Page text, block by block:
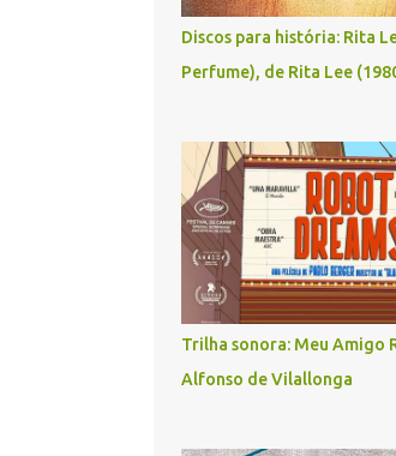
Discos para história: Rita
Perfume), de Rita Lee
Trilha sonora: Meu Amigo
Alfonso de Vilallonga